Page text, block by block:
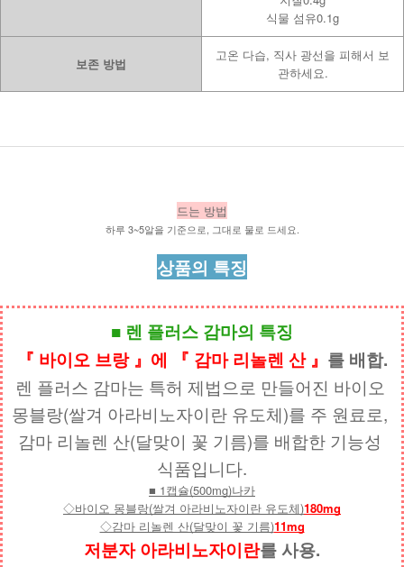
식물 섬유0.1g
보존 방법
고온 다습, 직사 광선을 피해서 보
관하세요.
드는 방법
하루 3~5알을 기준으로, 그대로 물로 드세요.
상품의 특징
■ 렌 플러스 감마의 특징
『 바이오 브랑 』에 『 감마 리놀렌 산 』 를 배합.
렌 플러스 감마는 특허 제법으로 만들어진 바이오
몽블랑(쌀겨 아라비노자이란 유도체)를 주 원료로,
감마 리놀렌 산(달맞이 꽃 기름)를 배합한 기능성
식품입니다.
■ 1캡슐(500mg)나카
◇바이오 몽블랑(쌀겨 아라비노자이란 유도체)180mg
◇감마 리놀렌 산(달맞이 꽃 기름)11mg
저분자 아라비노자이란를 사용.